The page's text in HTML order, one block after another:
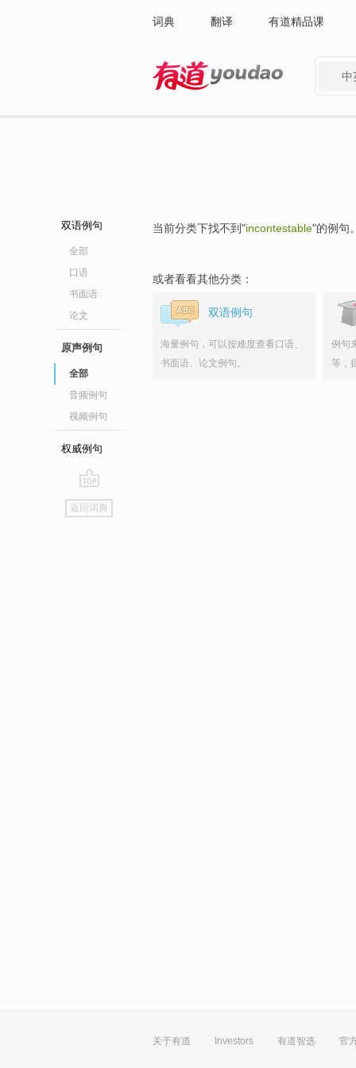
词典 翻译 有道精品课
中
双语例句
全部
口语
书面语
论文
原声例句
全部
音频例句
视频例句
权威例句
go
top
返回词典
当前分类下找不到"incontestable"的例句。
或者看看其他分类：
双语例句
海量例句，可以按难度查看口语、
书面语、论文例句。
例句
等，
关于有道 Investors 有道智选 官